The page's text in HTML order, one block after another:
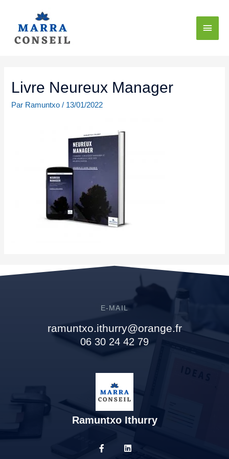
Livre Neureux Manager
Par Ramuntxo / 13/01/2022
E-MAIL
ramuntxo.ithurry@orange.fr
06 30 24 42 79
Ramuntxo Ithurry